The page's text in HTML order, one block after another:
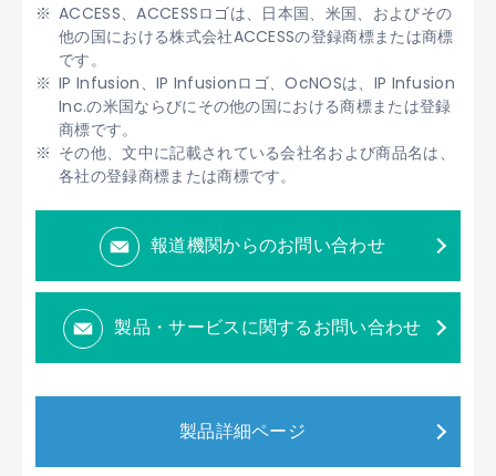
ACCESS、ACCESSロゴは、日本国、米国、およびその
他の国における株式会社ACCESSの登録商標または商標
です。
IP Infusion、IP Infusionロゴ、OcNOSは、IP Infusion
Inc.の米国ならびにその他の国における商標または登録
商標です。
その他、文中に記載されている会社名および商品名は、
各社の登録商標または商標です。
報道機関からのお問い合わせ
製品・サービスに関するお問い合わせ
製品詳細ページ